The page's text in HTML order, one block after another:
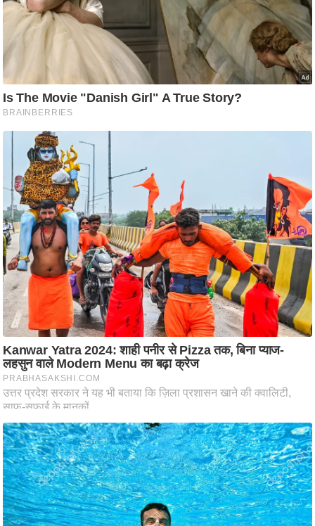
.
चा
र
स
मी
क्षा
र्म
ज्यो
ति
ष
प्र
भु
म
हि
मा
/
ध
र्म
स्थ
ल
व्र
त
त्यो
हा
र